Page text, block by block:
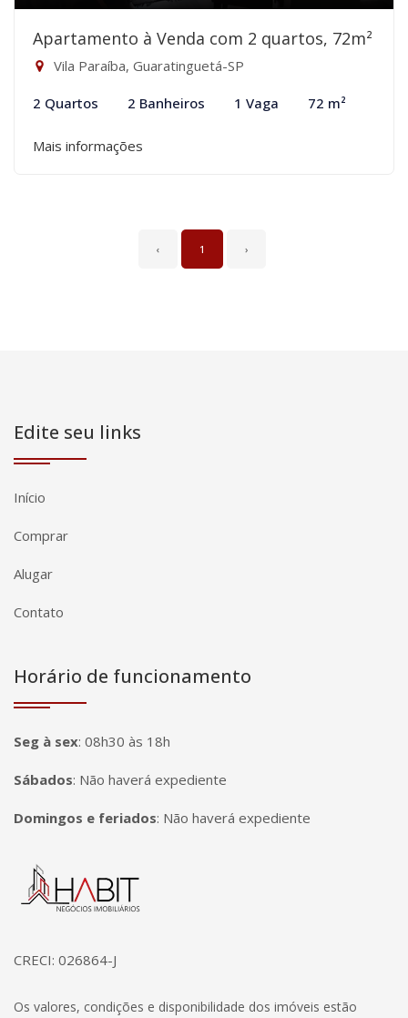
Apartamento à Venda com 2 quartos, 72m²
Vila Paraíba, Guaratinguetá-SP
2 Quartos 2 Banheiros 1 Vaga 72 m²
Mais informações
‹ 1 ›
Edite seu links
Início
Comprar
Alugar
Contato
Horário de funcionamento
Seg à sex: 08h30 às 18h
Sábados: Não haverá expediente
Domingos e feriados: Não haverá expediente
Página inicial
CRECI: 026864-J
Os valores, condições e disponibilidade dos imóveis estão